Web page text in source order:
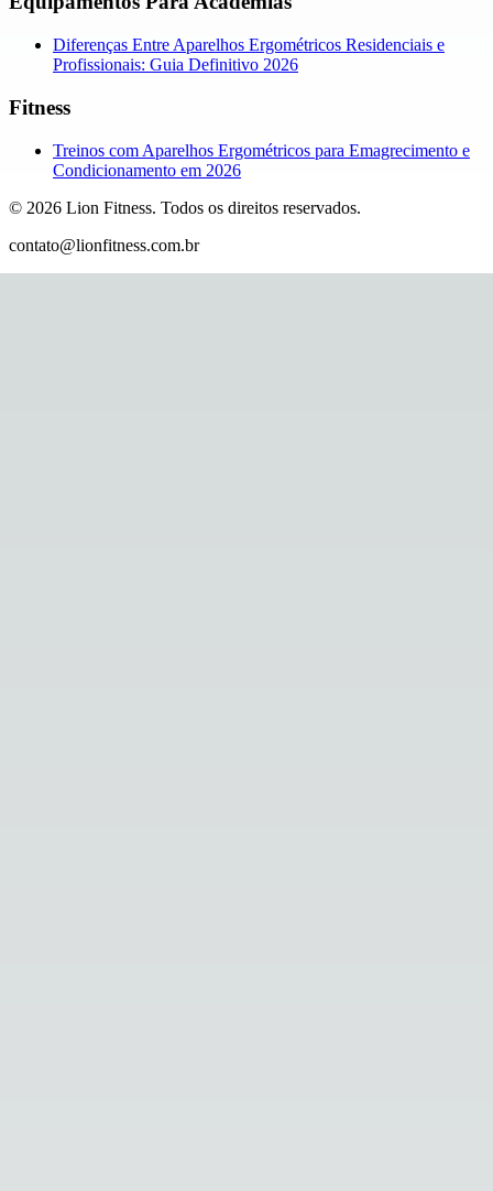
Diferenças Entre Aparelhos Ergométricos Residenciais e
Profissionais: Guia Definitivo 2026
Fitness
Treinos com Aparelhos Ergométricos para Emagrecimento e
Condicionamento em 2026
© 2026 Lion Fitness. Todos os direitos reservados.
contato@lionfitness.com.br